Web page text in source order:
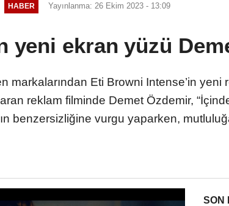
HABER Yayınlanma: 26 Ekim 2023 - 13:09
yeni ekran yüzü
markalarından Eti Browni Intense’in
reklam filminde Demet Özdemir,
benzersizliğine vurgu yaparken,
SON